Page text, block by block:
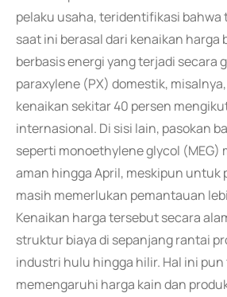
pelaku usaha, teridentifikasi bahwa
saat ini berasal dari kenaikan harga
berbasis energi yang terjadi secara
paraxylene (PX) domestik,
kenaikan sekitar 40 persen
internasional. Di sisi lain, pasokan
seperti monoethylene glycol (MEG)
aman hingga April, meskipun untuk
masih memerlukan pemantauan
Kenaikan harga tersebut secara
struktur biaya di sepanjang rantai
industri hulu hingga hilir. Hal ini
memengaruhi harga kain dan